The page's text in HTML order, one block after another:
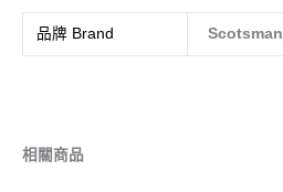
品牌 Brand Scotsman
相關商品